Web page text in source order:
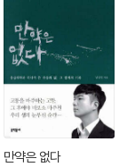
만약은 없다